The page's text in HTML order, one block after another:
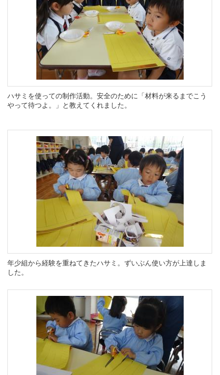
ハサミを使っての制作活動。安全のために「材料が来るまでこう
やって待つよ。」と教えてくれました。
年少組から経験を重ねてきたハサミ。ずいぶん使い方が上達しま
した。